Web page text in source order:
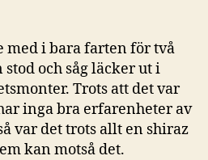
med i bara farten för två
och såg läcker ut i
Trots att det var
inga bra erfarenheter av
var det trots allt en shiraz
kan motså det.